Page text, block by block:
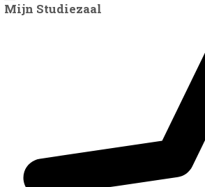
Mijn Studiezaal